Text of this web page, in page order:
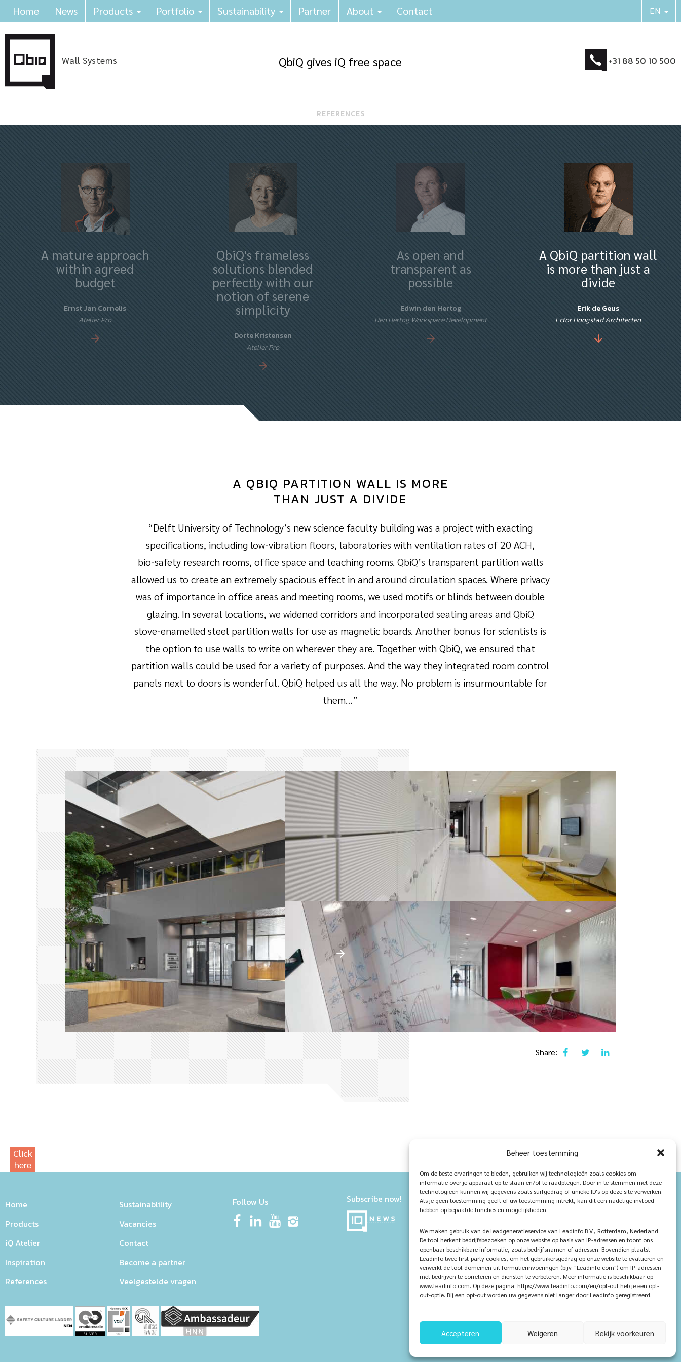
Beheer toestemming
Om de beste ervaringen te bieden, gebruiken wij technologieën zoals cookies om
informatie over je apparaat op te slaan en/of te raadplegen. Door in te stemmen met deze
technologieën kunnen wij gegevens zoals surfgedrag of unieke ID's op deze site verwerken.
Als je geen toestemming geeft of uw toestemming intrekt, kan dit een nadelige invloed
hebben op bepaalde functies en mogelijkheden.
We maken gebruik van de leadgeneratieservice van Leadinfo B.V., Rotterdam, Nederland.
De tool herkent bedrijfsbezoeken op onze website op basis van IP-adressen en toont ons
openbaar beschikbare informatie, zoals bedrijfsnamen of adressen. Bovendien plaatst
Leadinfo twee first-party cookies, om het gebruikersgedrag op onze website te evalueren en
verwerkt de tool domeinen uit formulierinvoeringen (bijv. "Leadinfo.com") om IP-adressen
met bedrijven te correleren en diensten te verbeteren. Meer informatie is beschikbaar op
www.leadinfo.com. Op deze pagina: https://www.leadinfo.com/en/opt-out heb je een opt-
out-optie. Bij een opt-out worden uw gegevens niet langer door Leadinfo geregistreerd.
Accepteren Weigeren Bekijk voorkeuren
Home News Products Portfolio Sustainability Partner About Contact
Wall Systems QbiQ gives iQ free space +31 88 50 10 500
REFERENCES
A mature approach
within agreed
budget
Ernst Jan Cornelis
Atelier Pro
QbiQ's frameless
solutions blended
perfectly with our
notion of serene
simplicity
Dorte Kristensen
Atelier Pro
As open and
transparent as
possible
Edwin den Hertog
Den Hertog Workspace Development
A QbiQ partition wall
is more than just a
divide
Erik de Geus
Ector Hoogstad Architecten
A QBIQ PARTITION WALL IS MORE
THAN JUST A DIVIDE
“Delft University of Technology’s new science faculty building was a project with exacting
specifications, including low‑vibration floors, laboratories with ventilation rates of 20 ACH,
bio‑safety research rooms, office space and teaching rooms. QbiQ’s transparent partition walls
allowed us to create an extremely spacious effect in and around circulation spaces. Where privacy
was of importance in office areas and meeting rooms, we used motifs or blinds between double
glazing. In several locations, we widened corridors and incorporated seating areas and QbiQ
stove‑enamelled steel partition walls for use as magnetic boards. Another bonus for scientists is
the option to use walls to write on wherever they are. Together with QbiQ, we ensured that
partition walls could be used for a variety of purposes. And the way they integrated room control
panels next to doors is wonderful. QbiQ helped us all the way. No problem is insurmountable for
them…”
Share:
Click
here
Home
Products
iQ Atelier
Inspiration
References
Sustainablility
Vacancies
Contact
Become a partner
Veelgestelde vragen
Follow Us Subscribe now!